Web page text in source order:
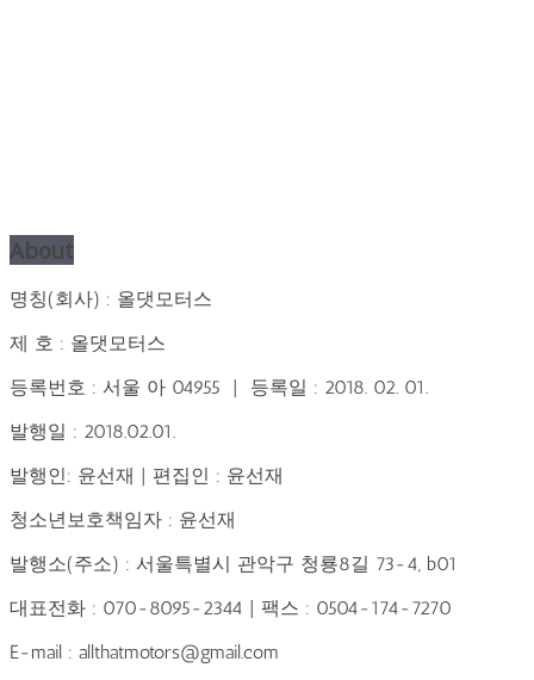
About
명칭(회사) : 올댓모터스
제 호 : 올댓모터스
등록번호 : 서울 아 04955 | 등록일 : 2018. 02. 01.
발행일 : 2018.02.01.
발행인: 윤선재 | 편집인 : 윤선재
청소년보호책임자 : 윤선재
발행소(주소) : 서울특별시 관악구 청룡8길 73-4, b01
대표전화 : 070-8095-2344 | 팩스 : 0504-174-7270
E-mail : allthatmotors@gmail.com